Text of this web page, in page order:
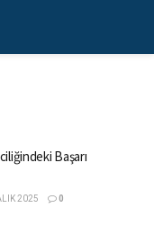
Başarı
2025 0